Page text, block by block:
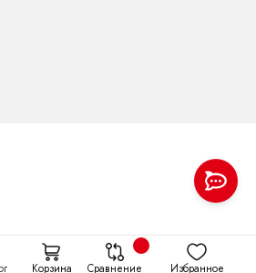
Корзина Сравнение Избранное